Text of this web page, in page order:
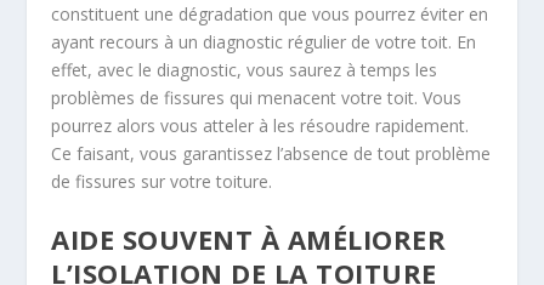
constituent une dégradation que vous pourrez éviter en
ayant recours à un diagnostic régulier de votre toit. En
effet, avec le diagnostic, vous saurez à temps les
problèmes de fissures qui menacent votre toit. Vous
pourrez alors vous atteler à les résoudre rapidement.
Ce faisant, vous garantissez l’absence de tout problème
de fissures sur votre toiture.
AIDE SOUVENT À AMÉLIORER
L’ISOLATION DE LA TOITURE